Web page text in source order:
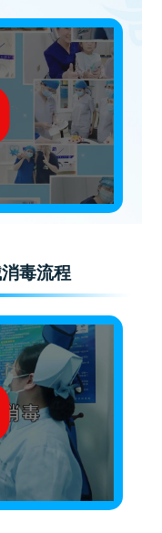
毒流程